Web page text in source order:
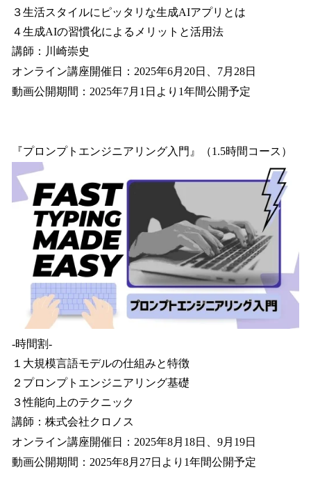
３生活スタイルにピッタリな生成AIアプリとは
４生成AIの習慣化によるメリットと活用法
講師：川崎崇史
オンライン講座開催日：2025年6月20日、7月28日
動画公開期間：2025年7月1日より1年間公開予定
『プロンプトエンジニアリング入門』（1.5時間コース）
-時間割-
１大規模言語モデルの仕組みと特徴
２プロンプトエンジニアリング基礎
３性能向上のテクニック
講師：株式会社クロノス
オンライン講座開催日：2025年8月18日、9月19日
動画公開期間：2025年8月27日より1年間公開予定